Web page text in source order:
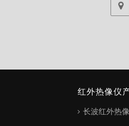
红外热像仪
长波红外热